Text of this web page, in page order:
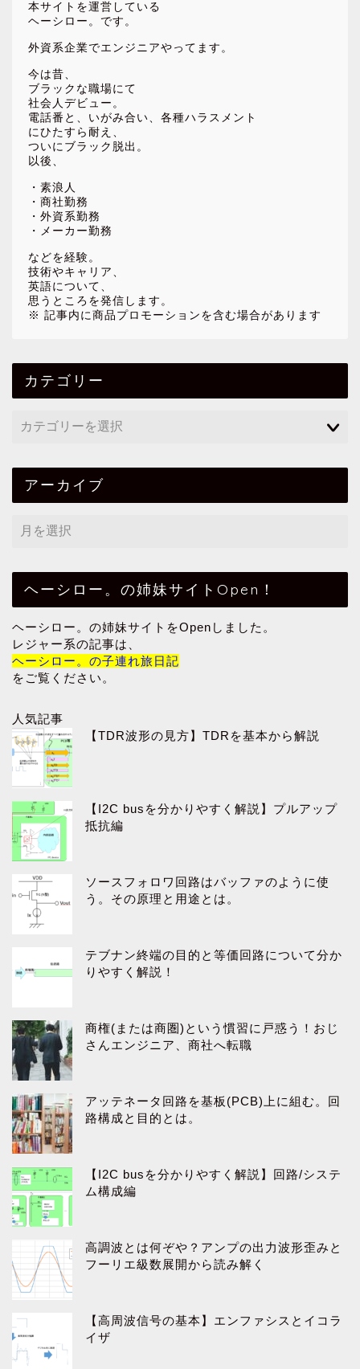
本サイトを運営している
ヘーシロー。です。
外資系企業でエンジニアやってます。
今は昔、
ブラックな職場にて
社会人デビュー。
電話番と、いがみ合い、各種ハラスメント
にひたすら耐え、
ついにブラック脱出。
以後、
・素浪人
・商社勤務
・外資系勤務
・メーカー勤務
などを経験。
技術やキャリア、
英語について、
思うところを発信します。
※ 記事内に商品プロモーションを含む場合があります
カテゴリー
アーカイブ
ヘーシロー。の姉妹サイトOpen！
ヘーシロー。の姉妹サイトをOpenしました。
レジャー系の記事は、
ヘーシロー。の子連れ旅日記
をご覧ください。
人気記事
【TDR波形の見方】TDRを基本から解説
【I2C busを分かりやすく解説】プルアップ
抵抗編
ソースフォロワ回路はバッファのように使
う。その原理と用途とは。
テブナン終端の目的と等価回路について分か
りやすく解説！
商権(または商圏)という慣習に戸惑う！おじ
さんエンジニア、商社へ転職
アッテネータ回路を基板(PCB)上に組む。回
路構成と目的とは。
【I2C busを分かりやすく解説】回路/システ
ム構成編
高調波とは何ぞや？アンプの出力波形歪みと
フーリエ級数展開から読み解く
【高周波信号の基本】エンファシスとイコラ
イザ